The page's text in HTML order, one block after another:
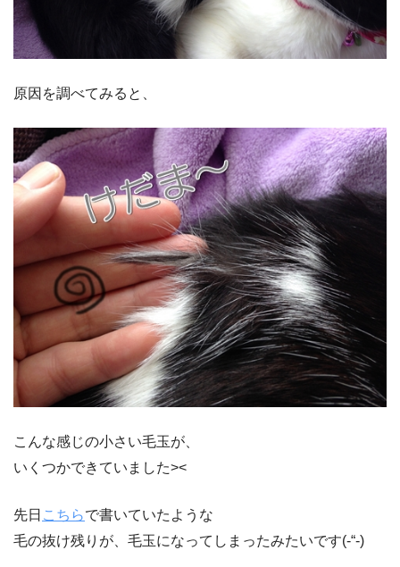
原因を調べてみると、
こんな感じの小さい毛玉が、
いくつかできていました><
先日 こちらで書いていたような
毛の抜け残りが、毛玉になってしまったみたいです(-“-)